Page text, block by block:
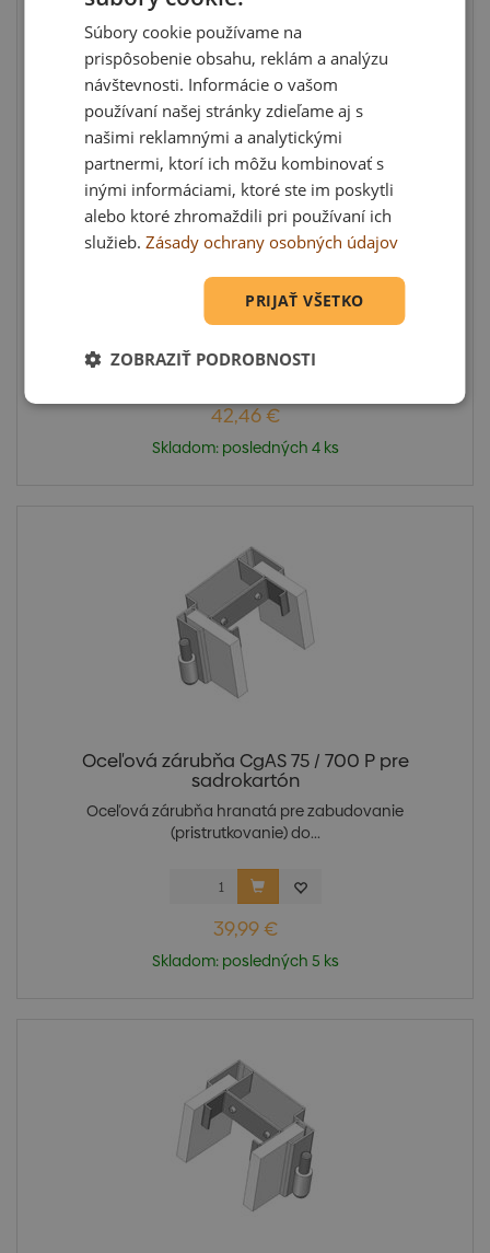
Oceľová zárubňa CgAS 75 / 700 L pre
Oceľová zárubňa hranatá pre zabudovanie
(pristrutkovanie) do...
42,46 €
Skladom: posledných 4 ks
Oceľová zárubňa CgAS 75 / 700 P pre
sadrokartón
Oceľová zárubňa hranatá pre zabudovanie
(pristrutkovanie) do...
39,99 €
Skladom: posledných 5 ks
Súbory cookie používame na
prispôsobenie obsahu, reklám a analýzu
návštevnosti. Informácie o vašom
používaní našej stránky zdieľame aj s
našimi reklamnými a analytickými
partnermi, ktorí ich môžu kombinovať s
inými informáciami, ktoré ste im poskytli
alebo ktoré zhromaždili pri používaní ich
služieb.Zásady ochrany osobných údajov
PRIJAŤ VŠETKO
ZOBRAZIŤ PODROBNOSTI